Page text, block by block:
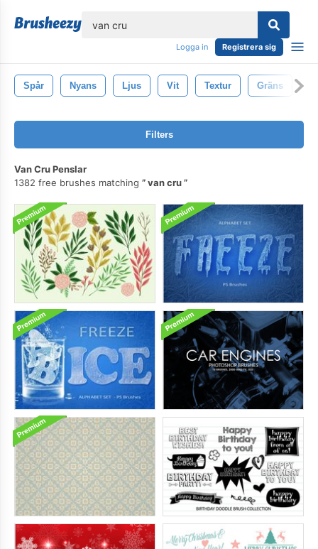
Logga in Registrera sig
Spår Nyans Ljus Vit Textur Gräns
Filters
Van Cru Penslar
1382 free brushes matching
van cru